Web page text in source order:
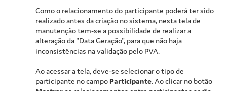
Como o relacionamento do participante poderá ter sido
realizado antes da criação no sistema, nesta tela de
manutenção tem-se a possibilidade de realizar a
alteração da "Data Geração", para que não haja
inconsistências na validação pelo PVA.
Ao acessar a tela, deve-se selecionar o tipo de
participante no campo Participante. Ao clicar no botão